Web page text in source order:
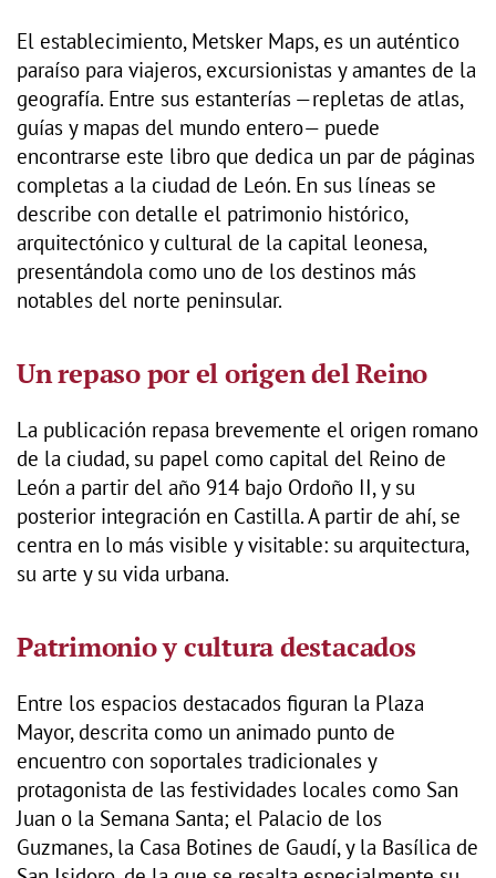
El establecimiento, Metsker Maps, es un auténtico
paraíso para viajeros, excursionistas y amantes de la
geografía. Entre sus estanterías —repletas de atlas,
guías y mapas del mundo entero— puede
encontrarse este libro que dedica un par de páginas
completas a la ciudad de León. En sus líneas se
describe con detalle el patrimonio histórico,
arquitectónico y cultural de la capital leonesa,
presentándola como uno de los destinos más
notables del norte peninsular.
Un repaso por el origen del Reino
La publicación repasa brevemente el origen romano
de la ciudad, su papel como capital del Reino de
León a partir del año 914 bajo Ordoño II, y su
posterior integración en Castilla. A partir de ahí, se
centra en lo más visible y visitable: su arquitectura,
su arte y su vida urbana.
Patrimonio y cultura destacados
Entre los espacios destacados figuran la Plaza
Mayor, descrita como un animado punto de
encuentro con soportales tradicionales y
protagonista de las festividades locales como San
Juan o la Semana Santa; el Palacio de los
Guzmanes, la Casa Botines de Gaudí, y la Basílica de